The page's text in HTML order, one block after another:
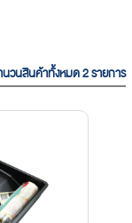
นวนสินค้าทั้งหมด 2 รายการ